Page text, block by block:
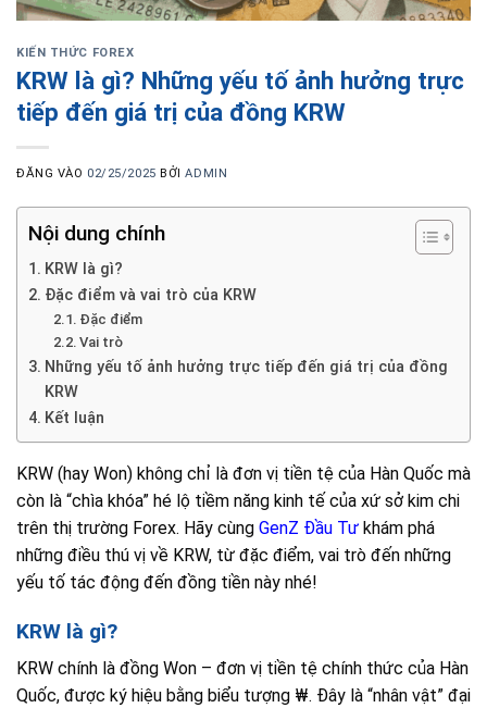
KIẾN THỨC FOREX
KRW là gì? Những yếu tố ảnh hưởng trực
tiếp đến giá trị của đồng KRW
ĐĂNG VÀO 02/25/2025 BỞIADMIN
Nội dung chính
KRW là gì?
Đặc điểm và vai trò của KRW
Đặc điểm
Vai trò
Những yếu tố ảnh hưởng trực tiếp đến giá trị của đồng
KRW
Kết luận
KRW (hay Won) không chỉ là đơn vị tiền tệ của Hàn Quốc mà
còn là “chìa khóa” hé lộ tiềm năng kinh tế của xứ sở kim chi
trên thị trường Forex. Hãy cùng GenZ Đầu Tư khám phá
những điều thú vị về KRW, từ đặc điểm, vai trò đến những
yếu tố tác động đến đồng tiền này nhé!
KRW là gì?
KRW chính là đồng Won – đơn vị tiền tệ chính thức của Hàn
Quốc, được ký hiệu bằng biểu tượng ₩. Đây là “nhân vật” đại